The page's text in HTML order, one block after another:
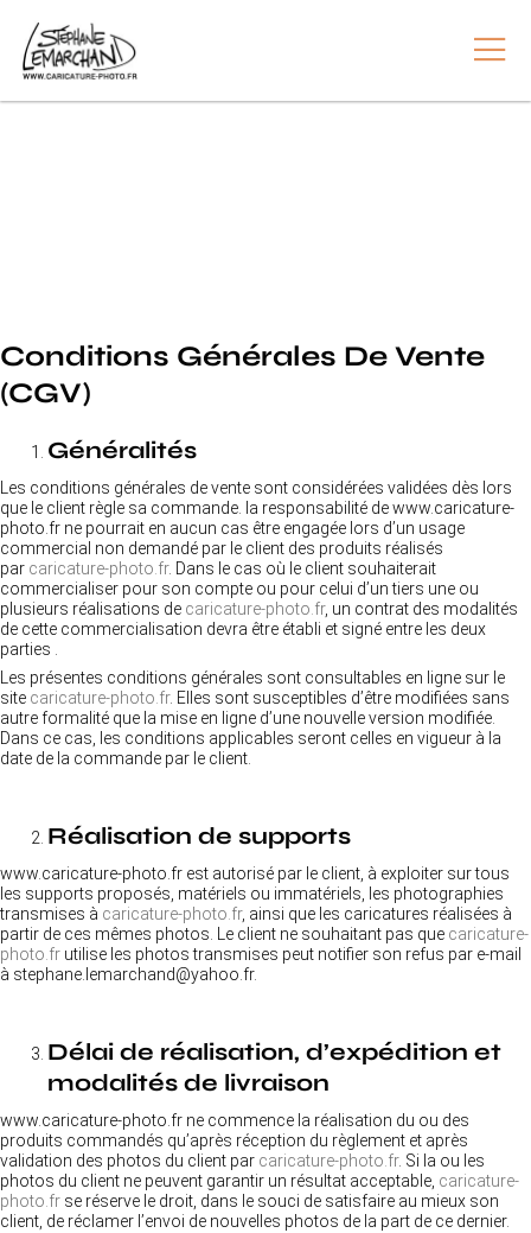
Conditions Générales De Vente
(CGV)
Généralités
Les conditions générales de vente sont considérées validées dès lors
que le client règle sa commande. la responsabilité de www.caricature-
photo.fr ne pourrait en aucun cas être engagée lors d’un usage
commercial non demandé par le client des produits réalisés
par caricature-photo.fr. Dans le cas où le client souhaiterait
commercialiser pour son compte ou pour celui d’un tiers une ou
plusieurs réalisations de caricature-photo.fr, un contrat des modalités
de cette commercialisation devra être établi et signé entre les deux
parties .
Les présentes conditions générales sont consultables en ligne sur le
site caricature-photo.fr. Elles sont susceptibles d’être modifiées sans
autre formalité que la mise en ligne d’une nouvelle version modifiée.
Dans ce cas, les conditions applicables seront celles en vigueur à la
date de la commande par le client.
Réalisation de supports
www.caricature-photo.fr est autorisé par le client, à exploiter sur tous
les supports proposés, matériels ou immatériels, les photographies
transmises à caricature-photo.fr, ainsi que les caricatures réalisées à
partir de ces mêmes photos. Le client ne souhaitant pas que caricature-
photo.fr utilise les photos transmises peut notifier son refus par e-mail
à stephane.lemarchand@yahoo.fr.
Délai de réalisation, d’expédition et
modalités de livraison
www.caricature-photo.fr ne commence la réalisation du ou des
produits commandés qu’après réception du règlement et après
validation des photos du client par caricature-photo.fr. Si la ou les
photos du client ne peuvent garantir un résultat acceptable, caricature-
photo.fr se réserve le droit, dans le souci de satisfaire au mieux son
client, de réclamer l’envoi de nouvelles photos de la part de ce dernier.